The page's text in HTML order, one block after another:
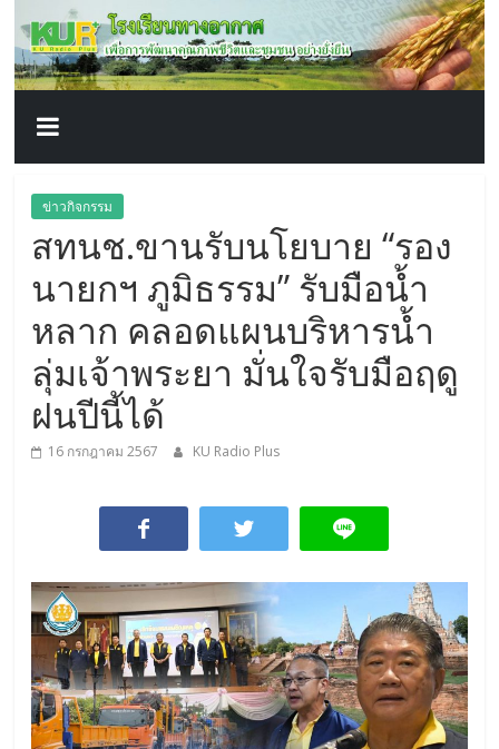
content
โรงเรียน
ทาง
อากาศ​
เพื่อ
พัฒนา
คุณภาพ
ชีวิต
ข่าวกิจกรรม
สทนช.ขานรับนโยบาย “รอง
นายกฯ ภูมิธรรม” รับมือน้ำ
หลาก คลอดแผนบริหารน้ำ
ลุ่มเจ้าพระยา มั่นใจรับมือฤดู
ฝนปีนี้ได้
16 กรกฎาคม 2567 KU Radio Plus